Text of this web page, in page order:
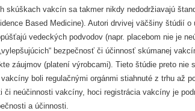
skúškach vakcín sa takmer nikdy nedodržiavajú
Based Medicine). Autori drvivej väčšiny štúdií
vedeckých podvodov (napr. placebom nie je
bezpečnosť či účinnosť skúmanej
záujmov (platení výrobcami). Tieto štúdie preto nie
boli regulačnými orgánmi stiahnuté z trhu až
či neúčinnosti vakcíny, hoci registrácia vakcíny je
a účinnosti.